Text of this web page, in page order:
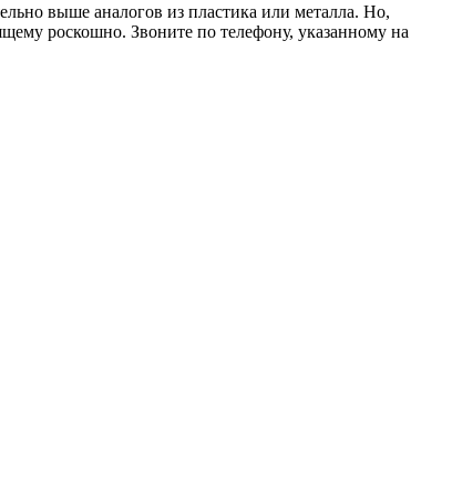
выше аналогов из пластика или металла. Но,
роскошно. Звоните по телефону, указанному на